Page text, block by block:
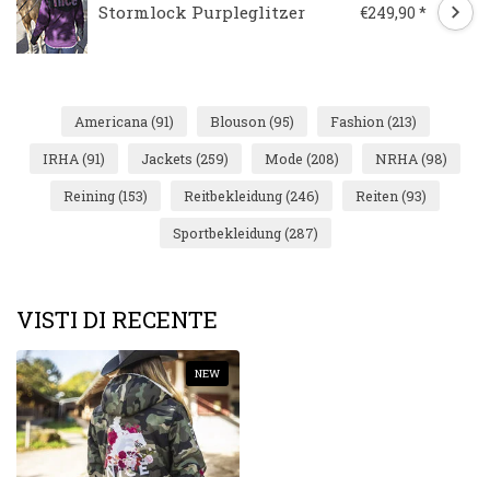
Stormlock Purpleglitzer €249,90 *
Americana(91) Blouson(95) Fashion(213)
IRHA(91) Jackets (259) Mode (208) NRHA(98)
Reining(153) Reitbekleidung(246) Reiten(93)
Sportbekleidung(287)
VISTI DI RECENTE
NEW